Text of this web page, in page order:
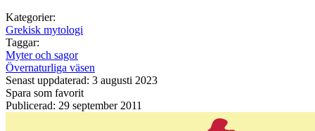
Kategorier:
Grekisk mytologi
Taggar:
Myter och sagor
Övernaturliga väsen
Senast uppdaterad: 3 augusti 2023
Spara som favorit
Publicerad: 29 september 2011